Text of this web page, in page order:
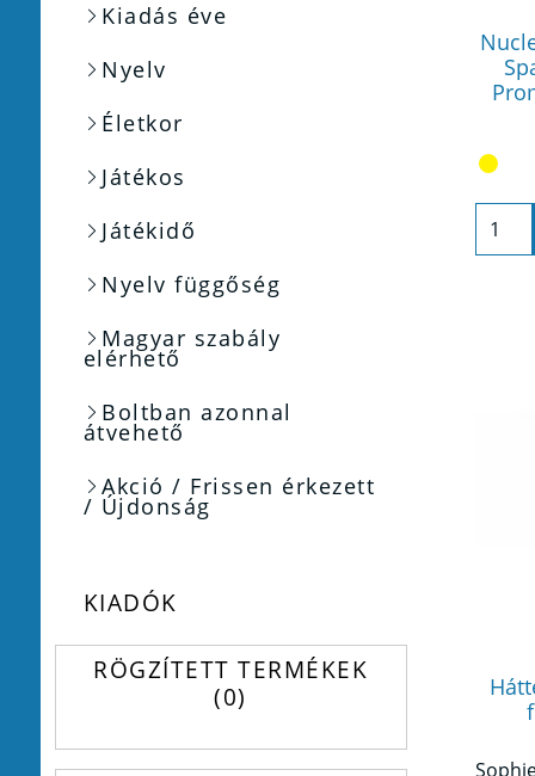
Kiadás éve
Nyelv
Életkor
Játékos
Játékidő
Nyelv függőség
Magyar szabály
elérhető
Boltban azonnal
átvehető
Akció / Frissen érkezett
/ Újdonság
KIADÓK
RÖGZÍTETT TERMÉKEK
0